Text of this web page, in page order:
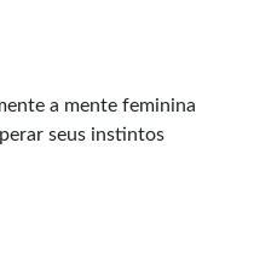
a mente feminina
seus instintos